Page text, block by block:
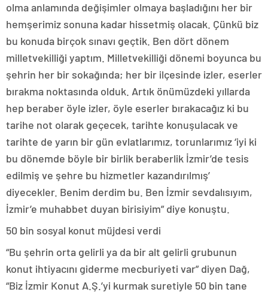
olma anlamında değişimler olmaya başladığını her bir
hemşerimiz sonuna kadar hissetmiş olacak. Çünkü biz
bu konuda birçok sınavı geçtik. Ben dört dönem
milletvekilliği yaptım. Milletvekilliği dönemi boyunca bu
şehrin her bir sokağında; her bir ilçesinde izler, eserler
bırakma noktasında olduk. Artık önümüzdeki yıllarda
hep beraber öyle izler, öyle eserler bırakacağız ki bu
tarihe not olarak geçecek, tarihte konuşulacak ve
tarihte de yarın bir gün evlatlarımız, torunlarımız ‘iyi ki
bu dönemde böyle bir birlik beraberlik İzmir’de tesis
edilmiş ve şehre bu hizmetler kazandırılmış’
diyecekler. Benim derdim bu. Ben İzmir sevdalısıyım,
İzmir’e muhabbet duyan birisiyim” diye konuştu.
50 bin sosyal konut müjdesi verdi
“Bu şehrin orta gelirli ya da bir alt gelirli grubunun
konut ihtiyacını giderme mecburiyeti var” diyen Dağ,
“Biz İzmir Konut A.Ş.’yi kurmak suretiyle 50 bin tane